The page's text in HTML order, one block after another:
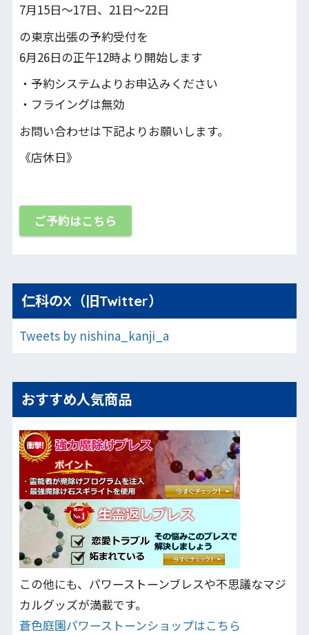
7月15日〜17日、21日～22日
の東京出張の予約受付を
6月26日の正午12時より開始します
・予約システムよりお申込みください
・フライングは無効
お問い合わせは下記よりお願いします。
《店休日》
ご予約はこちら
仁科のX（旧Twitter）
Tweets by nishina_kanji_a
おすすめ人気商品
この他にも、パワーストーンブレスや不思議なマジ
カルグッズが満載です。
蒼色庭園パワーストーンショップはこちら